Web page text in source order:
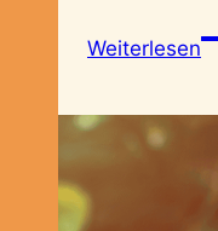
Weiterlesen